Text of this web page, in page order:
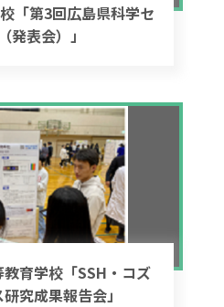
「第3回広島県科学セ
発表会）」
育学校「SSH・コズ
究成果報告会」